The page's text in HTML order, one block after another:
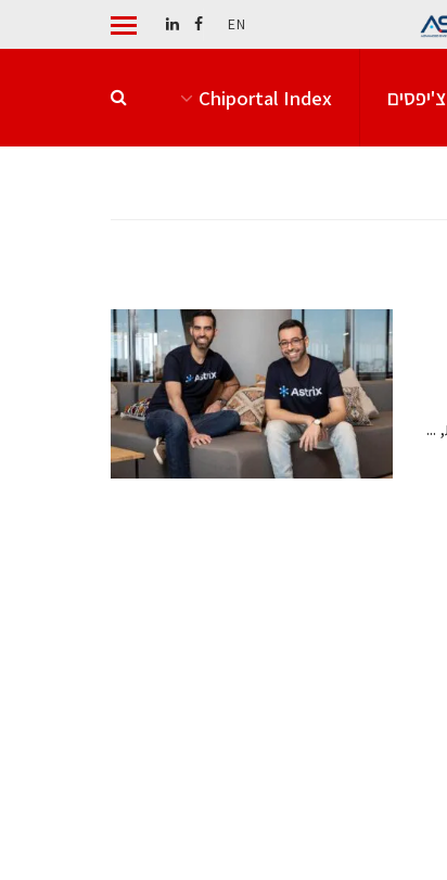
EN
צ'יפסים Chiportal Index